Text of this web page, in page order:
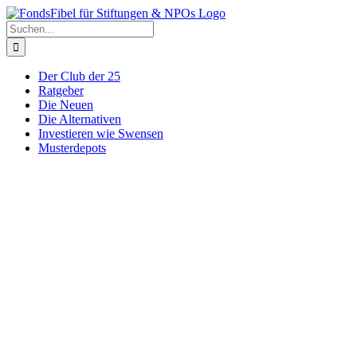
Zum
Inhalt
springen
Suche
nach:
Der Club der 25
Ratgeber
Die Neuen
Die Alternativen
Investieren wie Swensen
Musterdepots